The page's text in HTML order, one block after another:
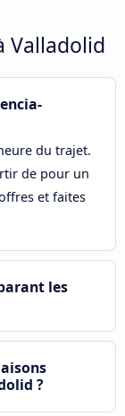
Valladolid
du trajet.
de pour un
et faites
les
?